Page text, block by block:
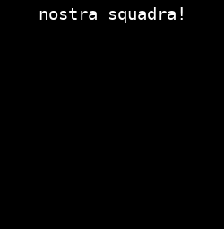
nostra squadra!